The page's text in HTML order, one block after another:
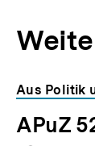
für
weitere
Inhalte
Aus Politik
APuZ